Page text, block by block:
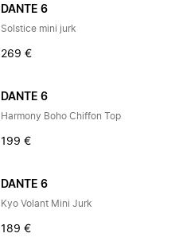
DANTE 6
Solstice mini jurk
269 €
DANTE 6
Harmony Boho Chiffon Top
199 €
DANTE 6
Kyo Volant Mini Jurk
189 €